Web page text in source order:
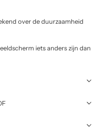
over de duurzaamheid
iets anders zijn dan